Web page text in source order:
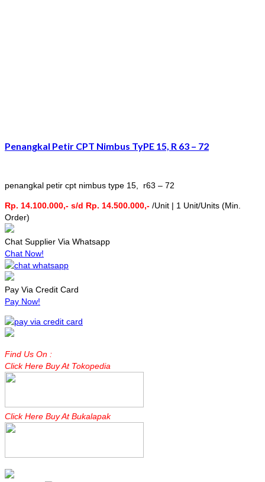
Penangkal Petir CPT Nimbus TyPE 15, R 63 – 72
penangkal petir cpt nimbus type 15, r63 – 72
Rp. 14.100.000,- s/d Rp. 14.500.000,- /Unit | 1 Unit/Units (Min.
Order)
Chat Supplier Via Whatsapp
Chat Now!
Pay Via Credit Card
Pay Now!
Find Us On :
Click Here Buy At Tokopedia
Click Here Buy At Bukalapak